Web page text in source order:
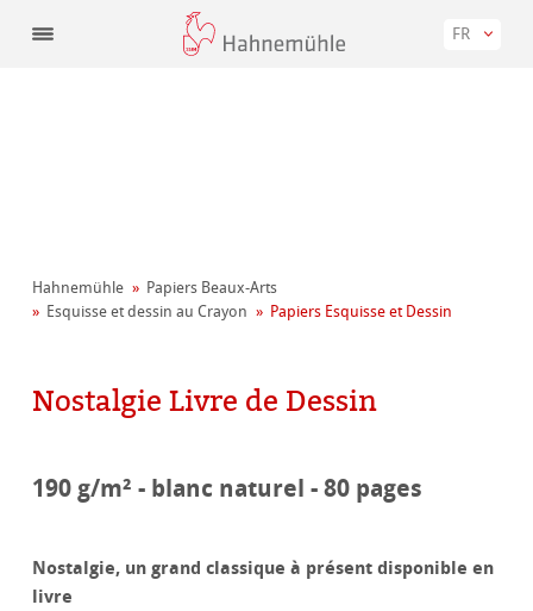
FR
Hahnemühle
Papiers Beaux-Arts
Esquisse et dessin au Crayon
Papiers Esquisse et Dessin
Nostalgie Livre de Dessin
190 g/m² - blanc naturel - 80 pages
Nostalgie, un grand classique à présent disponible en
livre